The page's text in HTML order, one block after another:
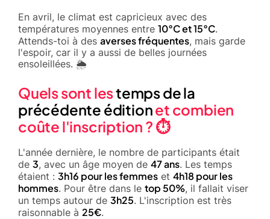
En avril, le climat est capricieux avec des
températures moyennes entre 10°C et 15°C.
Attends-toi à des averses fréquentes, mais garde
l'espoir, car il y a aussi de belles journées
ensoleillées. 🌦️
Quels sont lestemps de la
précédente éditionet combien
coûte l'inscription ? ⏱️
L'année dernière, le nombre de participants était
de 3, avec un âge moyen de 47 ans. Les temps
étaient : 3h16 pour les femmes et 4h18 pour les
hommes. Pour être dans le top 50%, il fallait viser
un temps autour de 3h25. L'inscription est très
raisonnable à 25€.